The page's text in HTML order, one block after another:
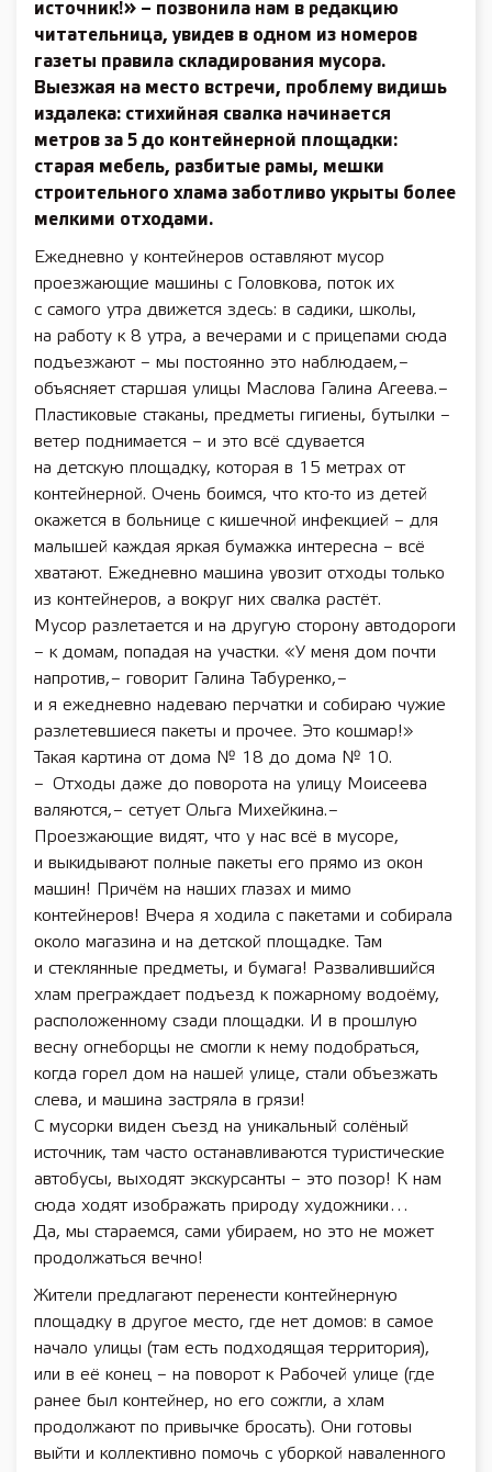
источник!» – позвонила нам в редакцию
читательница, увидев в одном из номеров
газеты правила складирования мусора.
Выезжая на место встречи, проблему видишь
издалека: стихийная свалка начинается
метров за 5 до контейнерной площадки:
старая мебель, разбитые рамы, мешки
строительного хлама заботливо укрыты более
мелкими отходами.
Ежедневно у контейнеров оставляют мусор
проезжающие машины с Головкова, поток их
с самого утра движется здесь: в садики, школы,
на работу к 8 утра, а вечерами и с прицепами сюда
подъезжают – мы постоянно это наблюдаем, –
объясняет старшая улицы Маслова Галина Агеева. –
Пластиковые стаканы, предметы гигиены, бутылки –
ветер поднимается – и это всё сдувается
на детскую площадку, которая в 15 метрах от
контейнерной. Очень боимся, что ­кто-то из детей
окажется в больнице с кишечной инфекцией – для
малышей каждая яркая бумажка интересна – всё
хватают. Ежедневно машина увозит отходы только
из контейнеров, а вокруг них свалка растёт.
Мусор разлетается и на другую сторону автодороги
– к домам, попадая на участки. «У меня дом почти
напротив, – говорит Галина Табуренко, –
и я ежедневно надеваю перчатки и собираю чужие
разлетевшиеся пакеты и прочее. Это кошмар!»
Такая картина от дома № 18 до дома № 10.
– Отходы даже до поворота на улицу Моисеева
валяются, – сетует Ольга Михейкина. –
Проезжающие видят, что у нас всё в мусоре,
и выкидывают полные пакеты его прямо из окон
машин! Причём на наших глазах и мимо
контейнеров! Вчера я ходила с пакетами и собирала
около магазина и на детской площадке. Там
и стеклянные предметы, и бумага! Развалившийся
хлам преграждает подъезд к пожарному водоёму,
расположенному сзади площадки. И в прошлую
весну огнеборцы не смогли к нему подобраться,
когда горел дом на нашей улице, стали объезжать
слева, и машина застряла в грязи!
С мусорки виден съезд на уникальный солёный
источник, там часто останавливаются туристические
автобусы, выходят экскурсанты – это позор! К нам
сюда ходят изображать природу художники…
Да, мы стараемся, сами убираем, но это не может
продолжаться вечно!
Жители предлагают перенести контейнерную
площадку в другое место, где нет домов: в самое
начало улицы (там есть подходящая территория),
или в её конец – на поворот к Рабочей улице (где
ранее был контейнер, но его сожгли, а хлам
продолжают по привычке бросать). Они готовы
выйти и коллективно помочь с уборкой наваленного